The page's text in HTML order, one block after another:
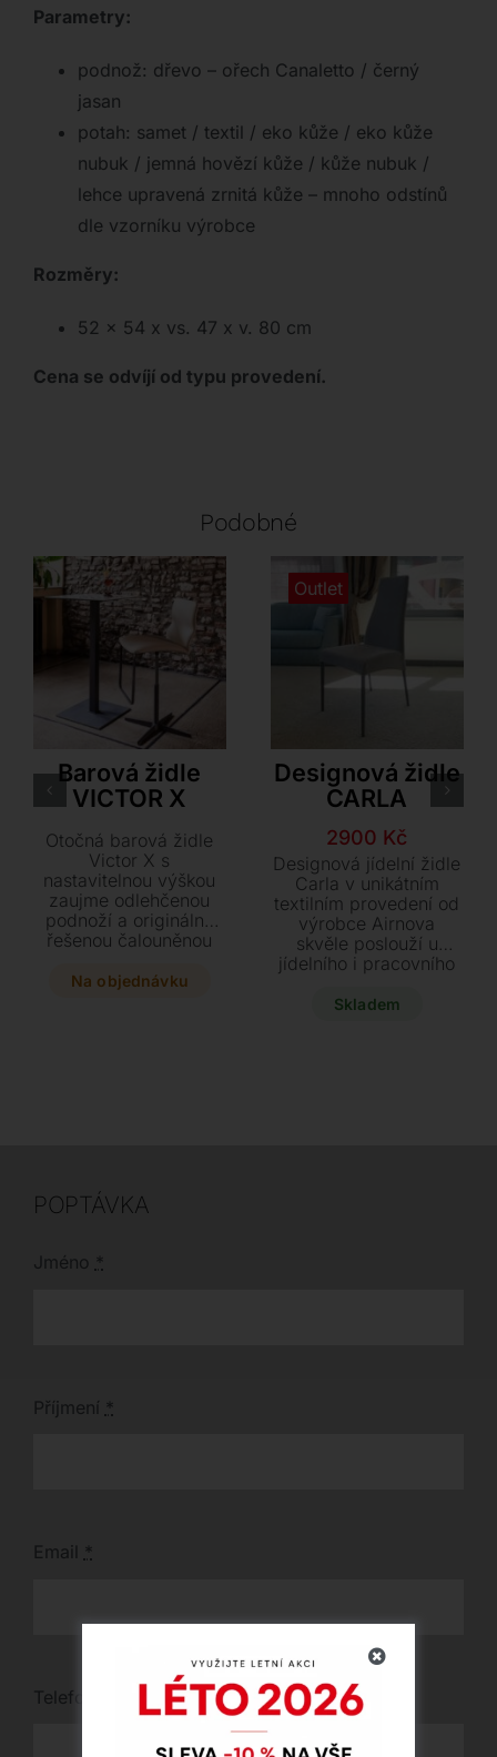
Parametry:
podnož: dřevo – ořech Canaletto / černý
jasan
potah: samet / textil / eko kůže / eko kůže
nubuk / jemná hovězí kůže / kůže nubuk /
lehce upravená zrnitá kůže – mnoho odstínů
dle vzorníku výrobce
Rozměry:
52 x 54 x vs. 47 x v. 80 cm
Cena se odvíjí od typu provedení.
Podobné
Cattelan Italia
Barová židle
VICTOR X
Otočná barová židle
Victor X s
nastavitelnou výškou
zaujme odlehčenou
podnoží a originálně
řešenou čalouněnou
si z široké škály
Na objednávku
Outlet
Designová židle
CARLA
Původní
cena
byla:
10600 Kč.
2900 Kč
Aktuální
cena
je:
2900 Kč.
Designová jídelní židle
Carla v unikátním
textilním provedení od
výrobce Airnova
skvěle poslouží u
jídelního i pracovního
nový, šedý výstavní
Skladem
POPTÁVKA
Jméno *
Příjmení *
Email *
Telefon